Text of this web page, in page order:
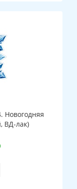
Новогодняя
ВД-лак)